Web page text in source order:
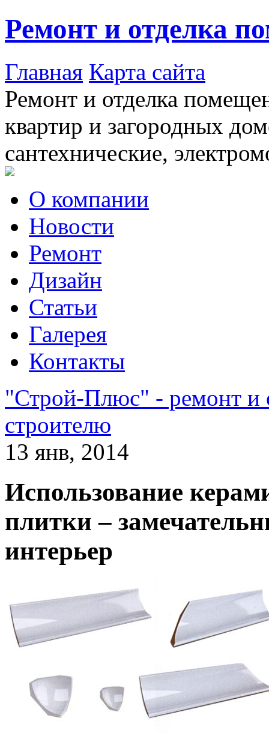
Ремонт и отделка
Главная Карта сайта
Ремонт и отделка
квартир и загородных
сантехнические,
О компании
Новости
Ремонт
Дизайн
Статьи
Галерея
Контакты
"Строй-Плюс" - ремонт и
строителю
13 янв, 2014
Использование
плитки –
интерьер